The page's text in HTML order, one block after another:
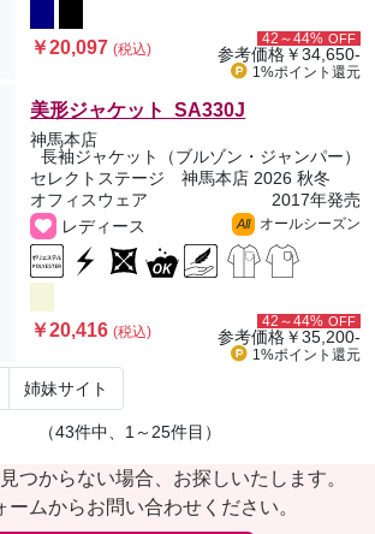
￥20,097(税込)
42～44% OFF
参考価格￥34,650-
1%ポイント 還元
美形ジャケット SA330J
神馬本店
長袖ジャケット（ブルゾン・ジャンパー）
セレクトステージ 神馬本店 2026 秋冬
オフィスウェア
2017年発売
レディース
All オールシーズン
￥20,416(税込)
42～44% OFF
参考価格￥35,200-
1%ポイント 還元
姉妹サイト
（43件中、1～25件目）
つからない場合、お探しいたします。
ームからお問い合わせください。